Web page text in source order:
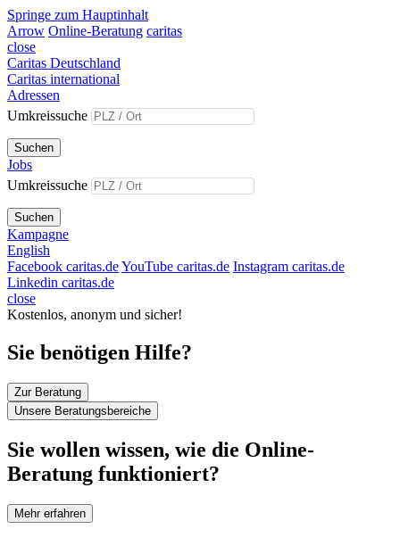
Springe zum Hauptinhalt
Arrow Online-Beratung caritas
close
Caritas Deutschland
Caritas international
Adressen
Umkreissuche
Suchen
Jobs
Umkreissuche
Suchen
Kampagne
English
Facebook caritas.deYouTube caritas.de Instagram caritas.de
Linkedin caritas.de
close
Kostenlos, anonym und sicher!
Sie benötigen Hilfe?
Zur Beratung
Unsere Beratungsbereiche
Sie wollen wissen, wie die Online-
Beratung funktioniert?
Mehr erfahren